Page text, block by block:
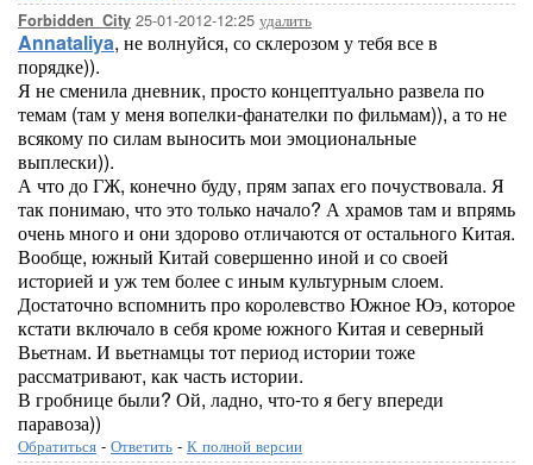
Forbidden_City 25-01-2012-12:25 удалить
Annataliya, не волнуйся, со склерозом у тебя все в
порядке)).
Я не сменила дневник, просто концептуально развела по
темам (там у меня вопелки-фанателки по фильмам)), а то не
всякому по силам выносить мои эмоциональные
выплески)).
А что до ГЖ, конечно буду, прям запах его почуствовала. Я
так понимаю, что это только начало? А храмов там и впрямь
очень много и они здорово отличаются от остального Китая.
Вообще, южный Китай совершенно иной и со своей
историей и уж тем более с иным культурным слоем.
Достаточно вспомнить про королевство Южное Юэ, которое
кстати включало в себя кроме южного Китая и северный
Вьетнам. И вьетнамцы тот период истории тоже
рассматривают, как часть истории.
В гробнице были? Ой, ладно, что-то я бегу впереди
паравоза))
Обратиться - Ответить - К полной версии